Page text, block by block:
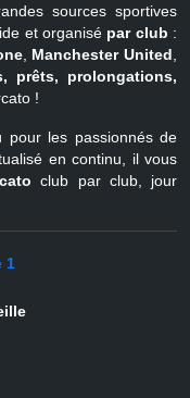
sources sportives
et organisé par club :
, Manchester United
prêts, prolongations,
!
pour les passionnés de
en continu, il vous
club par club, jour
1